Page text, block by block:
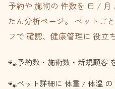
予約や 施術の 件数を 日 /
たん分析ページ。 ペットご
フで 確認、健康管理に 役立
予約数・施術数・新規顧客
ペット詳細に 体重 / 体温 の